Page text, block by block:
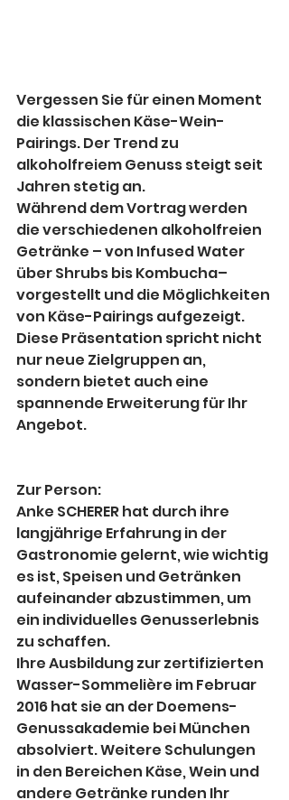
Vergessen Sie für einen Moment
die klassischen Käse-Wein-
Pairings. Der Trend zu
alkoholfreiem Genuss steigt seit
Jahren stetig an.
Während dem Vortrag werden
die verschiedenen alkoholfreien
Getränke – von Infused Water
über Shrubs bis Kombucha–
vorgestellt und die Möglichkeiten
von Käse-Pairings aufgezeigt.
Diese Präsentation spricht nicht
nur neue Zielgruppen an,
sondern bietet auch eine
spannende Erweiterung für Ihr
Angebot.
Zur Person:
Anke SCHERER hat durch ihre
langjährige Erfahrung in der
Gastronomie gelernt, wie wichtig
es ist, Speisen und Getränken
aufeinander abzustimmen, um
ein individuelles Genusserlebnis
zu schaffen.
Ihre Ausbildung zur zertifizierten
Wasser-Sommelière im Februar
2016 hat sie an der Doemens-
Genussakademie bei München
absolviert. Weitere Schulungen
in den Bereichen Käse, Wein und
andere Getränke runden Ihr